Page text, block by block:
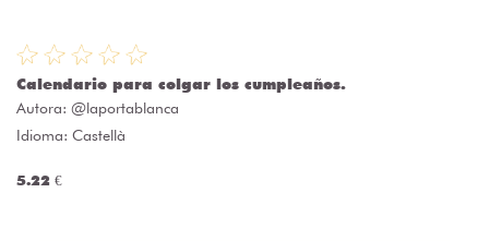
Calendario para colgar los cumpleaños.
Autora: @laportablanca
Idioma: Castellà
5.22 €